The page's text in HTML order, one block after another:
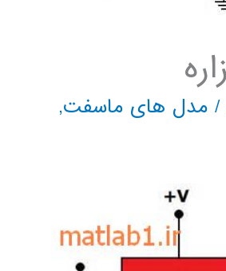
/ مدل های ماسفت,